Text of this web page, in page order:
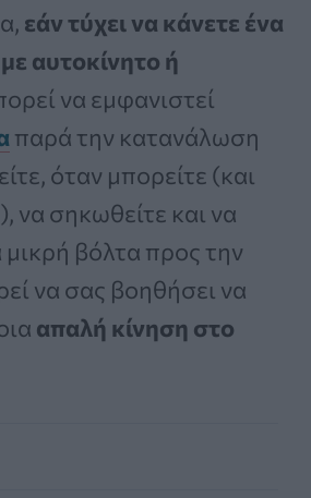
εάν τύχει να κάνετε ένα
αυτοκίνητο ή
να εμφανιστεί
παρά την κατανάλωση
όταν μπορείτε (και
να σηκωθείτε και να
μικρή βόλτα προς την
να σας βοηθήσει να
απαλή κίνηση στο